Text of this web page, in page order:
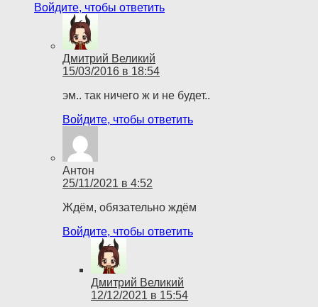
Войдите, чтобы ответить
Дмитрий Великий
15/03/2016 в 18:54
эм.. так ничего ж и не будет..
Войдите, чтобы ответить
Антон
25/11/2021 в 4:52
Ждём, обязательно ждём
Войдите, чтобы ответить
Дмитрий Великий
12/12/2021 в 15:54